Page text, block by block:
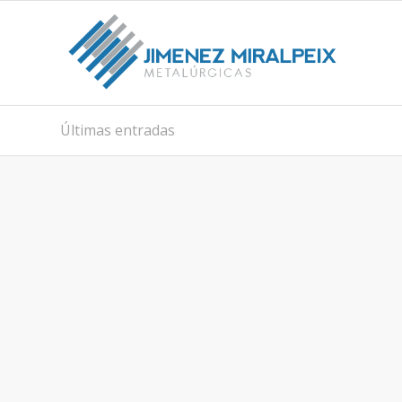
Últimas entradas